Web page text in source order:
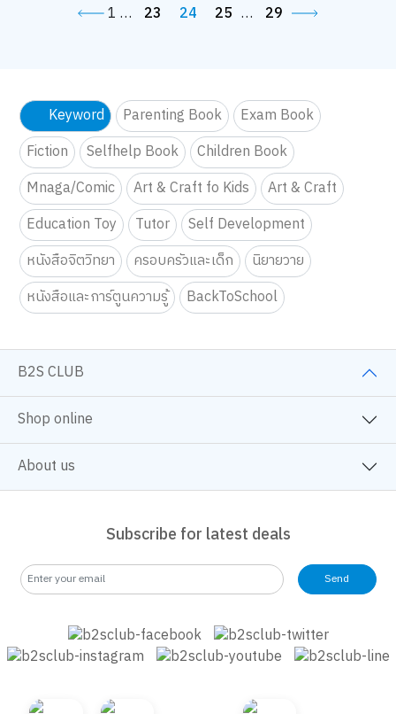
1 … 23 24 25 … 29
Keyword Parenting Book
Exam Book
Fiction
Selfhelp Book
Children Book
Mnaga/Comic
Art & Craft fo Kids
Art & Craft
Education Toy
Tutor
Self Development
หนังสือจิตวิทยา
ครอบครัวและเด็ก
นิยายวาย
หนังสือและการ์ตูนความรู้
BackToSchool
B2S CLUB
Shop online
About us
Subscribe for latest deals
Send